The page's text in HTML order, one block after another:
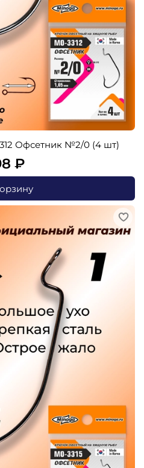
Офсетник №2/0 (4 шт)
₽